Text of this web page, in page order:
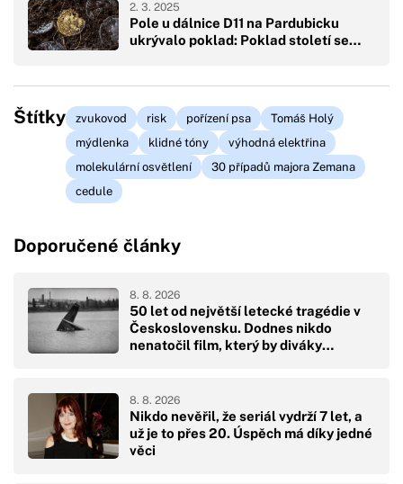
Pole u dálnice D11 na Pardubicku
ukrývalo poklad: Poklad století se…
2. 3. 2025
Štítky zvukovod risk pořízení psa
Tomáš Holý
mýdlenka
klidné tóny
výhodná elektřina
molekulární osvětlení
30 případů majora Zemana
cedule
Doporučené články
50 let od největší letecké tragédie v
Československu. Dodnes nikdo
nenatočil film, který by diváky
8. 8. 2026
Nikdo nevěřil, že seriál vydrží 7 let, a
už je to přes 20. Úspěch má díky jedné
věci
8. 8. 2026